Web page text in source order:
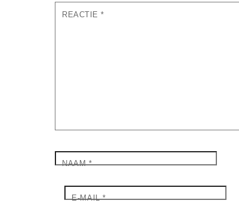
REACTIE*
NAAM*
E-MAIL*